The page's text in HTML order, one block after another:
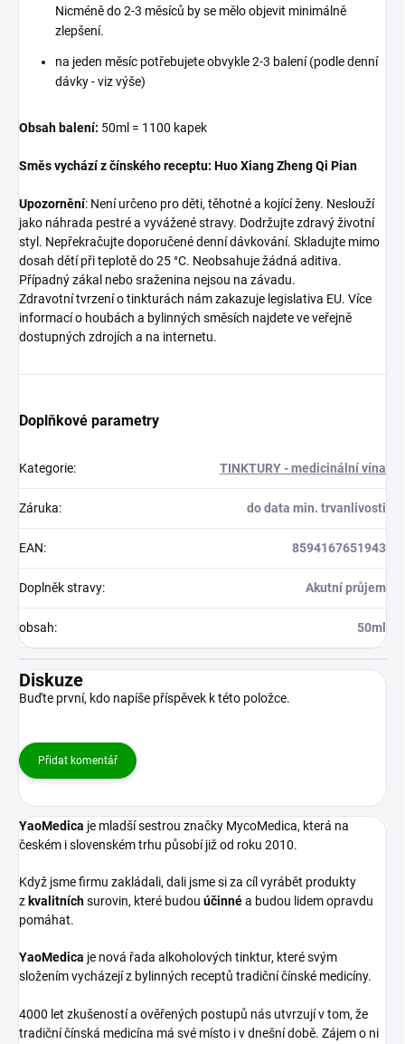
Nicméně do 2-3 měsíců by se mělo objevit minimálně
zlepšení.
na jeden měsíc potřebujete obvykle 2-3 balení (podle denní
dávky - viz výše)
Obsah balení: 50ml = 1100 kapek
Směs vychází z čínského receptu: Huo Xiang Zheng Qi Pian
Upozornění: Není určeno pro děti, těhotné a kojící ženy. Neslouží
jako náhrada pestré a vyvážené stravy. Dodržujte zdravý životní
styl. Nepřekračujte doporučené denní dávkování. Skladujte mimo
dosah dětí při teplotě do 25 °C. Neobsahuje žádná aditiva.
Případný zákal nebo sraženina nejsou na závadu.
Zdravotní tvrzení o tinkturách nám zakazuje legislativa EU. Více
informací o houbách a bylinných směsích najdete ve veřejně
dostupných zdrojích a na internetu.
Doplňkové parametry
Kategorie: TINKTURY - medicinální vína
Záruka: do data min. trvanlivosti
EAN: 8594167651943
Doplněk stravy: Akutní průjem
obsah: 50ml
Diskuze
Buďte první, kdo napíše příspěvek k této položce.
Přidat komentář
YaoMedica je mladší sestrou značky MycoMedica, která na
českém i slovenském trhu působí již od roku 2010.
Když jsme firmu zakládali, dali jsme si za cíl vyrábět produkty
z kvalitníchsurovin, které budou účinnéa budou lidem opravdu
pomáhat.
YaoMedica je nová řada alkoholových tinktur, které svým
složením vycházejí z bylinných receptů tradiční čínské medicíny.
4000 let zkušeností a ověřených postupů nás utvrzují v tom, že
tradiční čínská medicína má své místo i v dnešní době. Zájem o ni